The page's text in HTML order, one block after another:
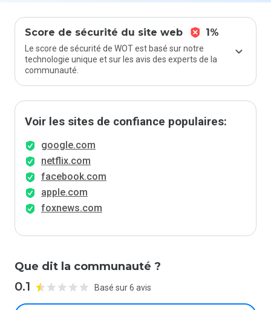
Score de sécurité du site web 1%
Le score de sécurité de WOT est basé sur notre
technologie unique et sur les avis des experts de la
communauté.
Voir les sites de confiance populaires:
google.com
netflix.com
facebook.com
apple.com
foxnews.com
Que dit la communauté ?
0.1 Basé sur 6 avis